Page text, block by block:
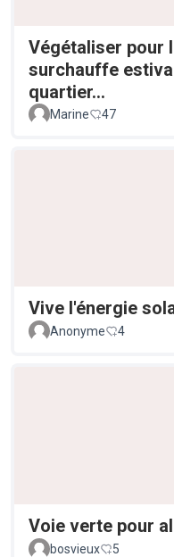
Végétaliser pour
surchauffe
quartier...
Marine 47
Vive l'énergie
Anonyme
4
Voie verte pour
bosvieux
5